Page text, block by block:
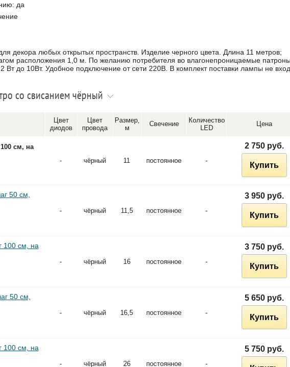
да
декора любых открытых пространств. Изделие черного цвета. Длина 11 метров;
расположения 1,0 м. По желанию потребителя во влагонепроницаемые патроны
до 10Вт. Удобное подключение от сети 220В. В комплект поставки лампы не
со свисанием чёрный
Цвет
диодов
Цвет
провода
Размер,
м
Свечение
Количество
LED
Цена
см, на
- чёрный 11 постоянное -
2 750 руб.
Купить
50 см,
- чёрный 11,5 постоянное -
3 950 руб.
Купить
100 см, на
- чёрный 16 постоянное -
3 750 руб.
Купить
50 см,
- чёрный 16,5 постоянное -
5 650 руб.
Купить
100 см, на
- чёрный 26 постоянное -
5 750 руб.